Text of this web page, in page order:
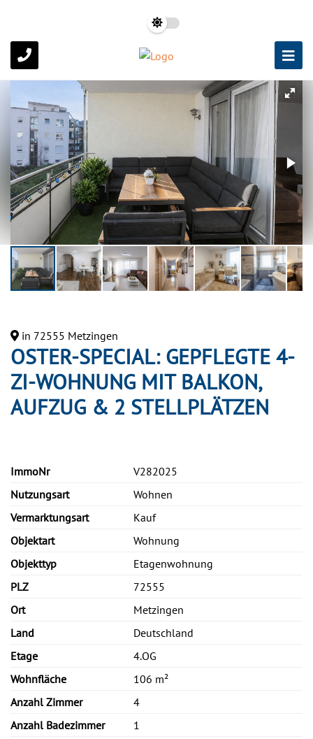
in 72555 Metzingen
OSTER-SPECIAL: GEPFLEGTE 4-
ZI-WOHNUNG MIT BALKON,
AUFZUG & 2 STELLPLÄTZEN
ImmoNr
V282025
Nutzungsart
Wohnen
Vermarktungsart
Kauf
Objektart
Wohnung
Objekttyp
Etagenwohnung
PLZ
72555
Ort
Metzingen
Land
Deutschland
Etage
4.OG
Wohnfläche
106 m²
Anzahl Zimmer
4
Anzahl Badezimmer
1